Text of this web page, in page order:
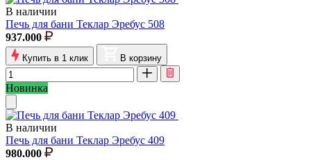
В наличии
Печь для бани Теклар Эребус 508
937.000
Купить в 1 клик В корзину
Новинка
В наличии
Печь для бани Теклар Эребус 409
980.000